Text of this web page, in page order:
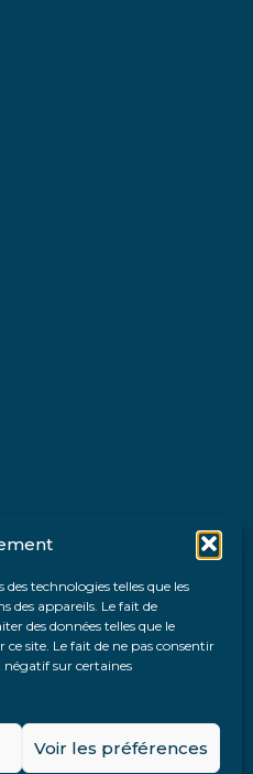
technologies telles que les
des appareils. Le fait de
des données telles que le
site. Le fait de ne pas consentir
sur certaines
Voir les préférences